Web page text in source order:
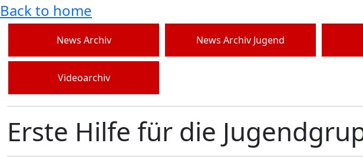
Back to home
News Archiv News Archiv Jugend
Videoarchiv
Erste Hilfe für die